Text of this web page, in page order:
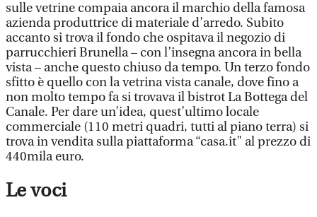
sulle vetrine compaia ancora il marchio della famosa
azienda produttrice di materiale d’arredo. Subito
accanto si trova il fondo che ospitava il negozio di
parrucchieri Brunella – con l’insegna ancora in bella
vista – anche questo chiuso da tempo. Un terzo fondo
sfitto è quello con la vetrina vista canale, dove fino a
non molto tempo fa si trovava il bistrot La Bottega del
Canale. Per dare un’idea, quest’ultimo locale
commerciale (110 metri quadri, tutti al piano terra) si
trova in vendita sulla piattaforma “casa.it" al prezzo di
440mila euro.
Le voci